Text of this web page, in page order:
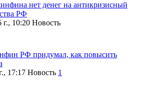
нет денег на антикризисный
РФ
г., 10:20 Новость
РФ придумал, как повысить
17:17 Новость 1